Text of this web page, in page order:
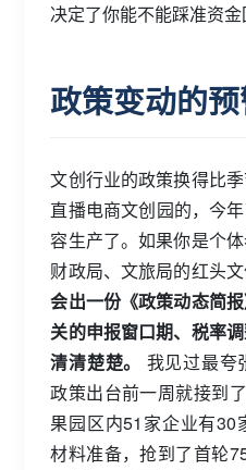
决定了你能不能踩准资金
政策变动的
文创行业的政策换得比
直播电商文创园的，今
容生产了。如果你是个
财政局、文旅局的红头
会出一份《政策动态简
关的申报窗口期、税率
清清楚楚。
我见过最夸
政策出台前一周就接到
果园区内51家企业有30
材料准备，抢到了首轮